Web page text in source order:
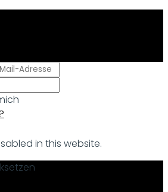
in this website.